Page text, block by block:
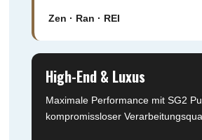
Zen · Ran · REI
High-End & Luxus
Maximale Performance mit SG2
kompromissloser